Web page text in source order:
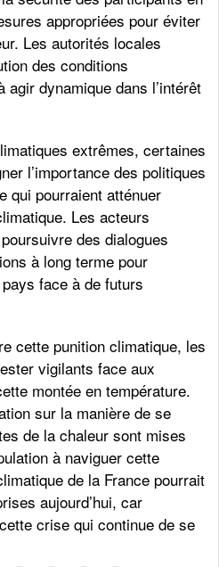
appropriées pour éviter
Les autorités locales
des conditions
agir dynamique dans l’intérêt
extrêmes, certaines
l’importance des politiques
qui pourraient atténuer
Les acteurs
des dialogues
à long terme pour
face à de futurs
cette punition climatique, les
vigilants face aux
montée en température.
sur la manière de se
de la chaleur sont mises
à naviguer cette
de la France pourrait
aujourd’hui, car
crise qui continue de se